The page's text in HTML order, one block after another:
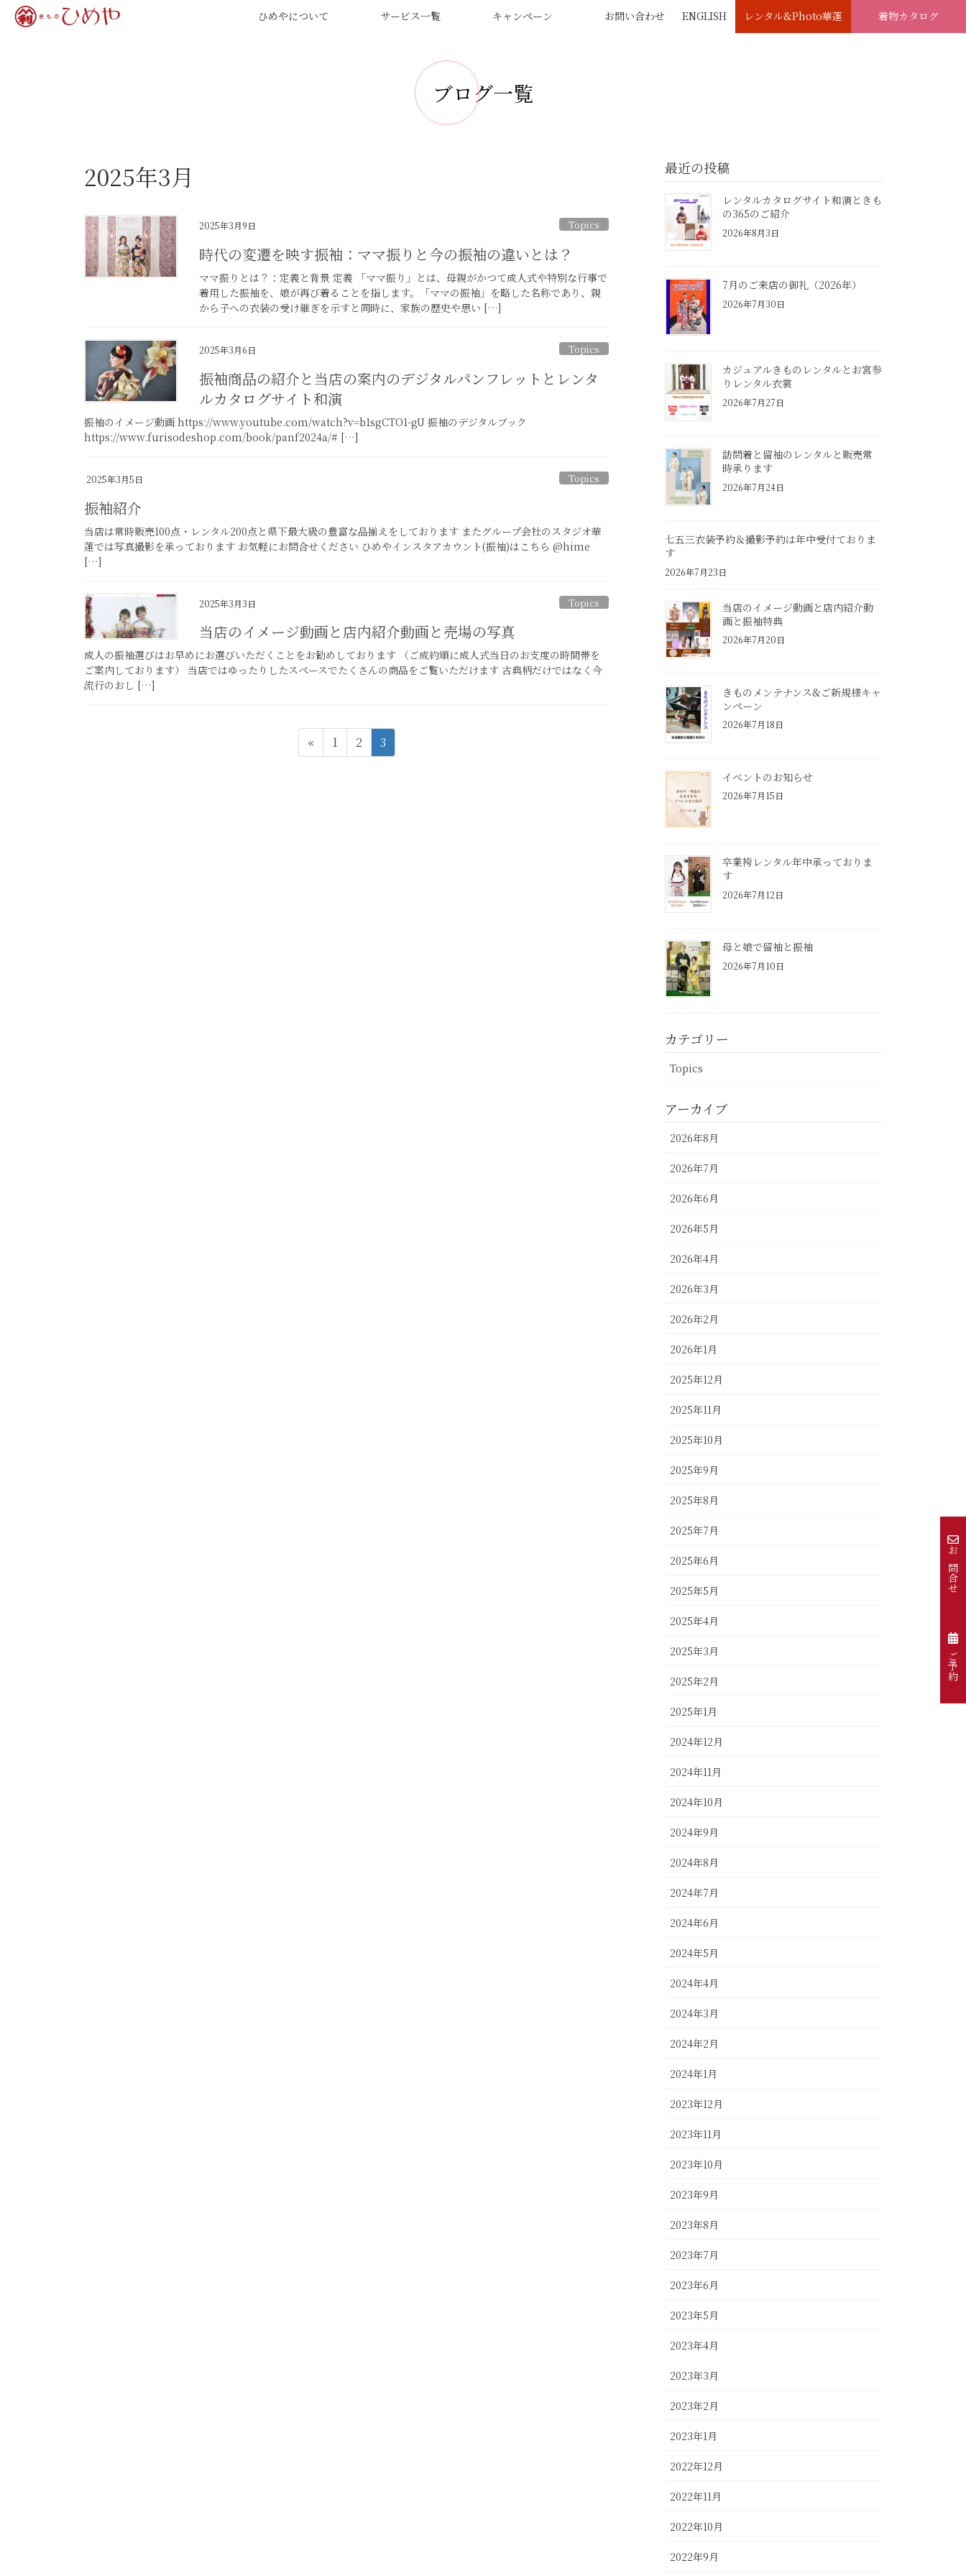
ひめやについて サービス一覧 キャンペーン お問い合わせ ENGLISH レンタル&Photo華蓮 着物カタログ
ブログ一覧
2025年3月
2025年3月9日 Topics
時代の変遷を映す振袖：ママ振りと今の振袖の違いとは？
ママ振りとは？：定義と背景 定義 「ママ振り」とは、母親がかつて成人式や特別な行事で
着用した振袖を、娘が再び着ることを指します。「ママの振袖」を略した名称であり、親
から子への衣装の受け継ぎを示すと同時に、家族の歴史や思い […]
2025年3月6日 Topics
振袖商品の紹介と当店の案内のデジタルパンフレットとレンタ
ルカタログサイト和演
振袖のイメージ動画 https://www.youtube.com/watch?v=b1sgCTO1-gU 振袖のデジタルブック
https://www.furisodeshop.com/book/panf2024a/# […]
2025年3月5日 Topics
振袖紹介
当店は常時販売100点・レンタル200点と県下最大級の豊富な品揃えをしております またグループ会社のスタジオ華
蓮では写真撮影を承っております お気軽にお問合せください ひめやインスタアカウント(振袖)はこちら @hime
[…]
2025年3月3日 Topics
当店のイメージ動画と店内紹介動画と売場の写真
成人の振袖選びはお早めにお選びいただくことをお勧めしております （ご成約順に成人式当日のお支度の時間帯を
ご案内しております） 当店ではゆったりしたスペースでたくさんの商品をご覧いただけます 古典柄だけではなく今
流行のおし […]
«
固
定
1
固
定
2
固
定
3
最近の投稿
レンタルカタログサイト和演ときも
の365のご紹介
2026年8月3日
7月のご来店の御礼（2026年）
2026年7月30日
カジュアルきものレンタルとお宮参
りレンタル衣裳
2026年7月27日
訪問着と留袖のレンタルと販売常
時承ります
2026年7月24日
七五三衣装予約＆撮影予約は年中受付ておりま
す
2026年7月23日
当店のイメージ動画と店内紹介動
画と振袖特典
2026年7月20日
きものメンテナンス&ご新規様キャ
ンペーン
2026年7月18日
イベントのお知らせ
2026年7月15日
卒業袴レンタル年中承っておりま
す
2026年7月12日
母と娘で留袖と振袖
2026年7月10日
カテゴリー
Topics
アーカイブ
2026年8月
2026年7月
2026年6月
2026年5月
2026年4月
2026年3月
2026年2月
2026年1月
2025年12月
2025年11月
2025年10月
2025年9月
2025年8月
2025年7月
2025年6月
2025年5月
2025年4月
2025年3月
2025年2月
2025年1月
2024年12月
2024年11月
2024年10月
2024年9月
2024年8月
2024年7月
2024年6月
2024年5月
2024年4月
2024年3月
2024年2月
2024年1月
2023年12月
2023年11月
2023年10月
2023年9月
2023年8月
2023年7月
2023年6月
2023年5月
2023年4月
2023年3月
2023年2月
2023年1月
2022年12月
2022年11月
2022年10月
2022年9月
お問合せ
ご予約